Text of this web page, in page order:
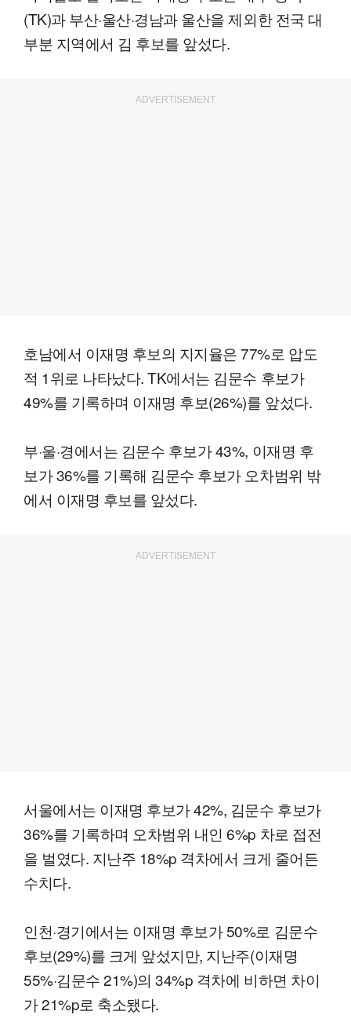
(TK)과 부산·울산·경남과 울산을 제외한 전국 대
부분 지역에서 김 후보를 앞섰다.
ADVERTISEMENT
호남에서 이재명 후보의 지지율은 77%로 압도
적 1위로 나타났다. TK에서는 김문수 후보가
49%를 기록하며 이재명 후보(26%)를 앞섰다.
부·울·경에서는 김문수 후보가 43%, 이재명 후
보가 36%를 기록해 김문수 후보가 오차범위 밖
에서 이재명 후보를 앞섰다.
ADVERTISEMENT
서울에서는 이재명 후보가 42%, 김문수 후보가
36%를 기록하며 오차범위 내인 6%p 차로 접전
을 벌였다. 지난주 18%p 격차에서 크게 줄어든
수치다.
인천·경기에서는 이재명 후보가 50%로 김문수
후보(29%)를 크게 앞섰지만, 지난주(이재명
55%·김문수 21%)의 34%p 격차에 비하면 차이
가 21%p로 축소됐다.